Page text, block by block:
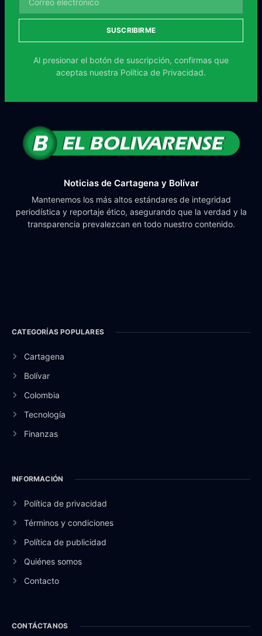
SUSCRIBIRME
Al presionar el botón de suscripción, confirmas que
aceptas nuestra Política de Privacidad.
Noticias de Cartagena y Bolívar
Mantenemos los más altos estándares de integridad
periodística y reportaje ético, asegurando que la verdad y la
transparencia prevalezcan en todo nuestro contenido.
CATEGORÍAS POPULARES
Cartagena
Bolívar
Colombia
Tecnología
Finanzas
INFORMACIÓN
Política de privacidad
Términos y condiciones
Política de publicidad
Quiénes somos
Contacto
CONTÁCTANOS